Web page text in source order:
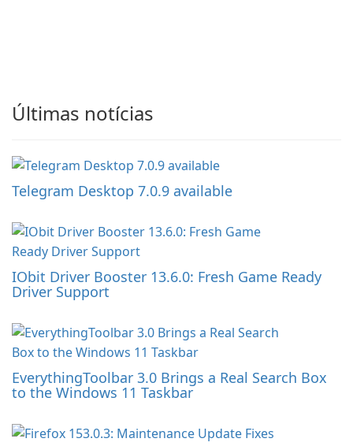
Últimas notícias
Telegram Desktop 7.0.9 available
IObit Driver Booster 13.6.0: Fresh Game Ready
Driver Support
EverythingToolbar 3.0 Brings a Real Search Box
to the Windows 11 Taskbar